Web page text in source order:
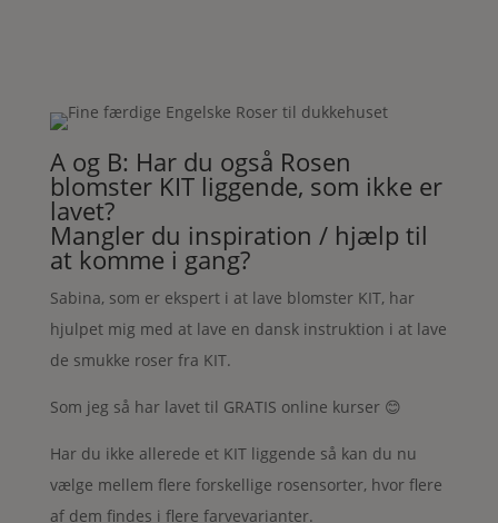
A og B: Har du også Rosen
blomster KIT liggende, som ikke er
lavet?
Mangler du inspiration / hjælp til
at komme i gang?
Sabina, som er ekspert i at lave blomster KIT, har
hjulpet mig med at lave en dansk instruktion i at lave
de smukke roser fra KIT.
Som jeg så har lavet til GRATIS online kurser 😊
Har du ikke allerede et KIT liggende så kan du nu
vælge mellem flere forskellige rosensorter, hvor flere
af dem findes i flere farvevarianter.